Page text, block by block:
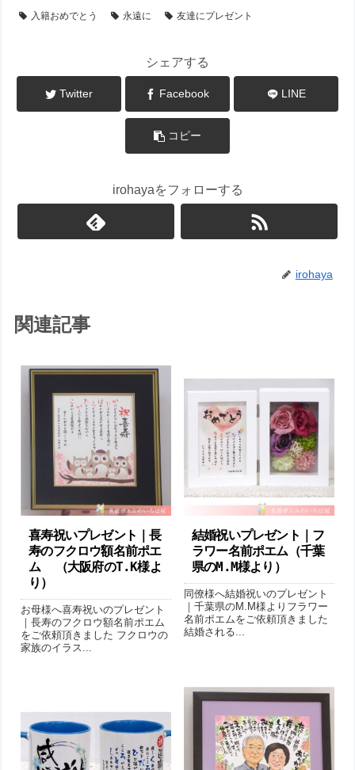
入籍おめでとう 永遠に 友達にプレゼント
シェアする
Twitter Facebook LINE
コピー
irohayaをフォローする
irohaya
関連記事
喜寿祝いプレゼント｜長
寿のフクロウ額名前ポエ
ム （大阪府のT.K様よ
り ）
お母様へ喜寿祝いのプレゼント
｜長寿のフクロウ額名前ポエム
をご依頼頂きました フクロウの
家族のイラス...
結婚祝いプレゼント｜フ
ラワー名前ポエム（千葉
県のM.M様より ）
同僚様へ結婚祝いのプレゼント
｜千葉県のM.M様よりフラワー
名前ポエムをご依頼頂きました
結婚される...